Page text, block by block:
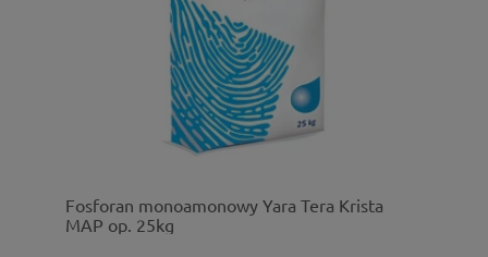
Fosforan monoamonowy Yara Tera Krista
MAP op. 25kg